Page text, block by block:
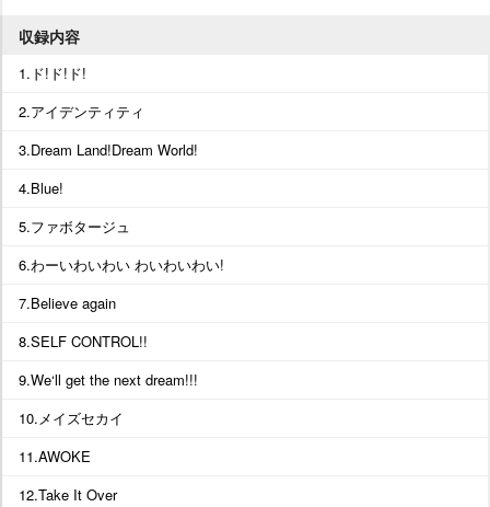
収録内容
1.ド!ド!ド!
2.アイデンティティ
3.Dream Land!Dream World!
4.Blue!
5.ファボタージュ
6.わーいわいわい わいわいわい!
7.Believe again
8.SELF CONTROL!!
9.We‘ll get the next dream!!!
10.メイズセカイ
11.AWOKE
12.Take It Over